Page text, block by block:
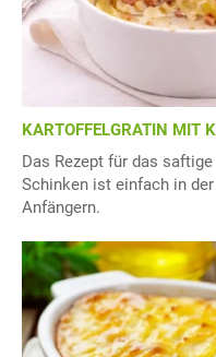
KARTOFFELGRATIN MIT
Das Rezept für das
Schinken ist einfach in
Anfängern.